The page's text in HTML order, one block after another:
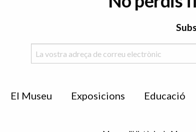
El Museu Exposicions Educació